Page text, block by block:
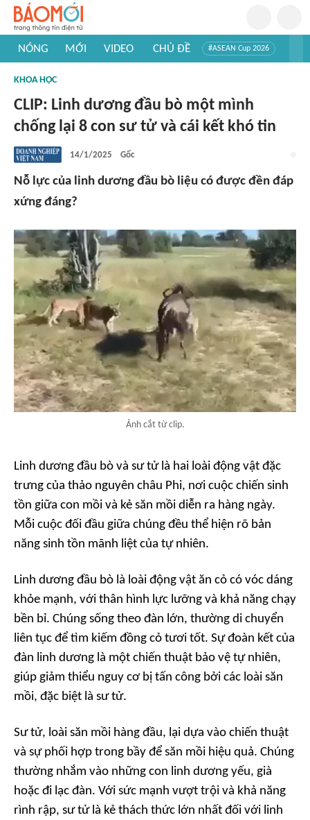
NÓNG MỚI VIDEO CHỦ ĐỀ #ASEAN Cup 2026
#Khám phá thế giới
KHOA HỌC
CLIP: Linh dương đầu bò một mình
chống lại 8 con sư tử và cái kết khó tin
14/1/2025 Gốc
Nỗ lực của linh dương đầu bò liệu có được đền đáp
xứng đáng?
Ảnh cắt từ clip.
Linh dương đầu bò và sư tử là hai loài động vật đặc
trưng của thảo nguyên châu Phi, nơi cuộc chiến sinh
tồn giữa con mồi và kẻ săn mồi diễn ra hàng ngày.
Mỗi cuộc đối đầu giữa chúng đều thể hiện rõ bản
năng sinh tồn mãnh liệt của tự nhiên.
Linh dương đầu bò là loài động vật ăn cỏ có vóc dáng
khỏe mạnh, với thân hình lực lưỡng và khả năng chạy
bền bỉ. Chúng sống theo đàn lớn, thường di chuyển
liên tục để tìm kiếm đồng cỏ tươi tốt. Sự đoàn kết của
đàn linh dương là một chiến thuật bảo vệ tự nhiên,
giúp giảm thiểu nguy cơ bị tấn công bởi các loài săn
mồi, đặc biệt là sư tử.
Sư tử, loài săn mồi hàng đầu, lại dựa vào chiến thuật
và sự phối hợp trong bầy để săn mồi hiệu quả. Chúng
thường nhắm vào những con linh dương yếu, già
hoặc đi lạc đàn. Với sức mạnh vượt trội và khả năng
rình rập, sư tử là kẻ thách thức lớn nhất đối với linh